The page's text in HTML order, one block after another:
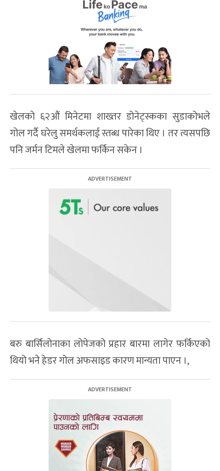
खेलको ६२औं मिनेटमा शाख्तर डोनेट्स्कका सुडाकोभले
गोल गर्दै घरेलु समर्थकलाई स्तब्ध पारेका थिए । तर त्यसपछि
पनि जर्मन टिमले खेलमा फर्किन सकेन ।
बरु बार्सिलोनाका लोपेजको प्रहार बारमा लागेर फर्किएको
थियो भने हेडर गोल अफसाइड कारण मान्यता पाएन ।,